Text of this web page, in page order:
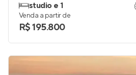
studio e 1
Venda a partir de
R$ 195.800